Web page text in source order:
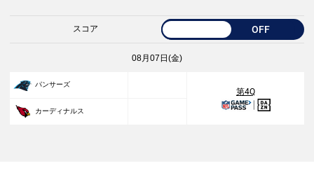
スコア OFF
08月07日(金)
パンサーズ
第4Q
カーディナルス